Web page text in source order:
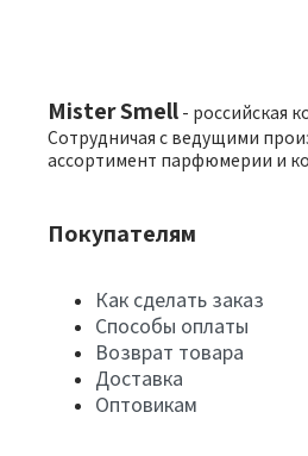
Mister Smell - российская
Сотрудничая с ведущими
ассортимент парфюмерии и
Покупателям
Как сделать заказ
Способы оплаты
Возврат товара
Доставка
Оптовикам